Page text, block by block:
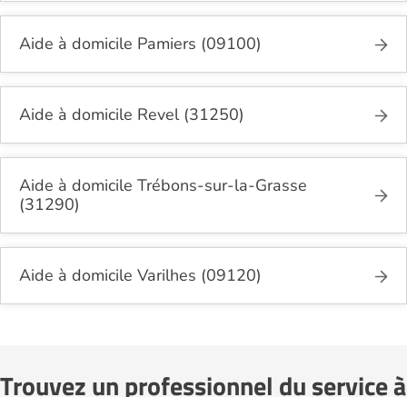
Aide à domicile Pamiers (09100)
Aide à domicile Revel (31250)
Aide à domicile Trébons-sur-la-Grasse
(31290)
Aide à domicile Varilhes (09120)
Trouvez un professionnel du service à